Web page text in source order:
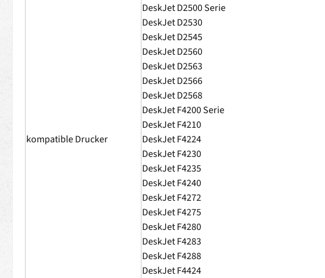
kompatible Drucker
DeskJet D2500 Serie
DeskJet D2530
DeskJet D2545
DeskJet D2560
DeskJet D2563
DeskJet D2566
DeskJet D2568
DeskJet F4200 Serie
DeskJet F4210
DeskJet F4224
DeskJet F4230
DeskJet F4235
DeskJet F4240
DeskJet F4272
DeskJet F4275
DeskJet F4280
DeskJet F4283
DeskJet F4288
DeskJet F4424